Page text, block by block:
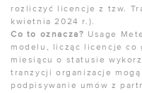
rozliczyć licencje z tzw.
kwietnia 2024 r.).
Co to oznacza? Usage
modelu, licząc licencje co
miesiącu o statusie
tranzycji organizacje
podpisywanie umów z